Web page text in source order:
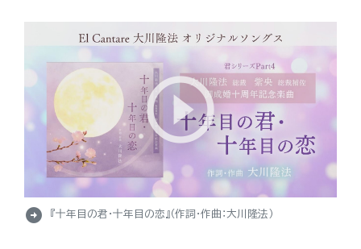
arrow_circle_right 『十年目の君・十年目の恋』（作詞・作曲：大川隆法）